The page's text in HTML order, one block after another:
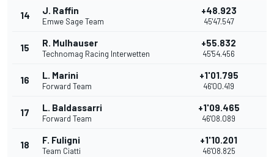
14 J. Raffin
Emwe Sage Team
+48.923
45'47.547
15 R. Mulhauser
Technomag Racing Interwetten
+55.832
45'54.456
16 L. Marini
Forward Team
+1'01.795
46'00.419
17 L. Baldassarri
Forward Team
+1'09.465
46'08.089
18 F. Fuligni
Team Ciatti
+1'10.201
46'08.825